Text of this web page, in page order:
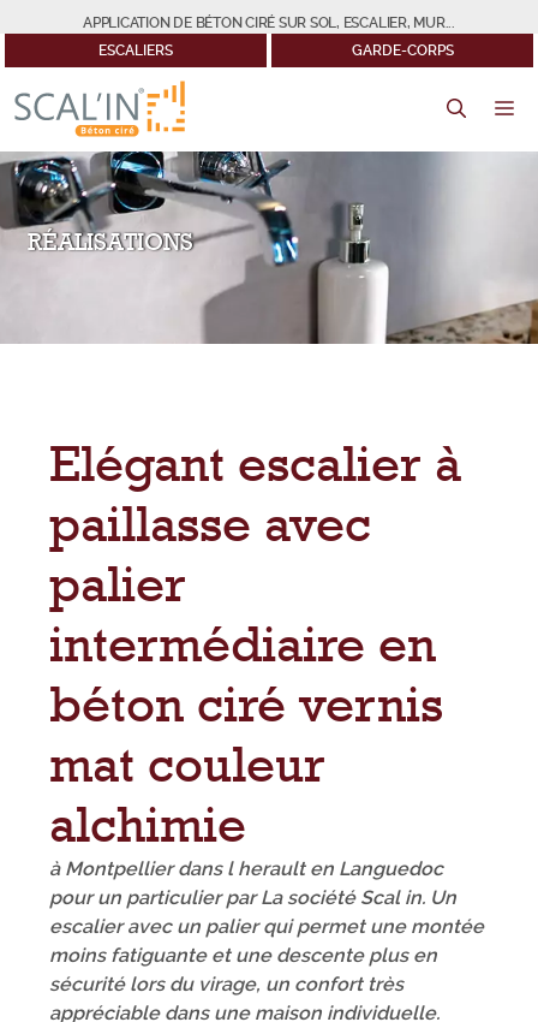
au
contenu
APPLICATION DE BÉTON CIRÉ SUR SOL, ESCALIER, MUR...
ESCALIERS
GARDE-CORPS
RÉALISATIONS
Elégant escalier à
paillasse avec
palier
intermédiaire en
béton ciré vernis
mat couleur
alchimie
à Montpellier dans l herault en Languedoc
pour un particulier par La société Scal in. Un
escalier avec un palier qui permet une montée
moins fatiguante et une descente plus en
sécurité lors du virage, un confort très
appréciable dans une maison individuelle.